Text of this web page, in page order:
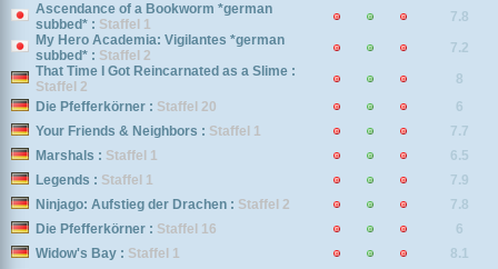
Ascendance of a Bookworm *german
subbed* : Staffel 1
7.8
My Hero Academia: Vigilantes *german
subbed* : Staffel 2
7.2
That Time I Got Reincarnated as a Slime :
Staffel 2
8
Die Pfefferkörner : Staffel 20
6
Your Friends & Neighbors : Staffel 1
7.7
Marshals : Staffel 1
6.5
Legends : Staffel 1
7.9
Ninjago: Aufstieg der Drachen : Staffel 2
7.8
Die Pfefferkörner : Staffel 16
6
Widow's Bay : Staffel 1
8.1